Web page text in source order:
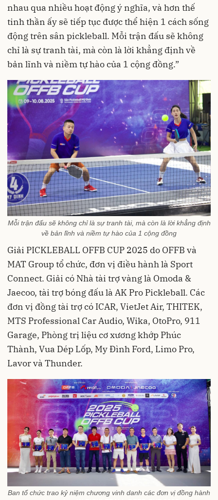
nhau qua nhiều hoạt động ý nghĩa, và hơn thế
tinh thần ấy sẽ tiếp tục được thể hiện 1 cách sống
động trên sân pickleball. Mỗi trận đấu sẽ không
chỉ là sự tranh tài, mà còn là lời khẳng định về
bản lĩnh và niềm tự hào của 1 cộng đồng.”
Mỗi trận đấu sẽ không chỉ là sự tranh tài, mà còn là lời khẳng định
về bản lĩnh và niềm tự hào của 1 cộng đồng
Giải PICKLEBALL OFFB CUP 2025 do OFFB và
MAT Group tổ chức, đơn vị điều hành là Sport
Connect. Giải có Nhà tài trợ vàng là Omoda &
Jaecoo, tài trợ bóng đấu là AK Pro Pickleball. Các
đơn vị đồng tài trợ có ICAR, VietJet Air, THITEK,
MTS Professional Car Audio, Wika, OtoPro, 911
Garage, Phòng trị liệu cơ xương khớp Phúc
Thành, Vua Dép Lốp, My Đình Ford, Limo Pro,
Lavor và Thunder.
Ban tổ chức trao kỷ niệm chương vinh danh các đơn vị đồng hành